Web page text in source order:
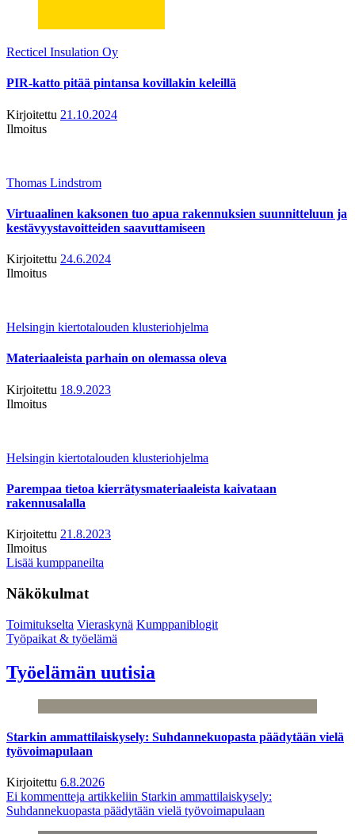
Recticel Insulation Oy
PIR-katto pitää pintansa kovillakin keleillä
Kirjoitettu 21.10.2024
Ilmoitus
Thomas Lindstrom
Virtuaalinen kaksonen tuo apua rakennuksien suunnitteluun ja
kestävyystavoitteiden saavuttamiseen
Kirjoitettu 24.6.2024
Ilmoitus
Helsingin kiertotalouden klusteriohjelma
Materiaaleista parhain on olemassa oleva
Kirjoitettu 18.9.2023
Ilmoitus
Helsingin kiertotalouden klusteriohjelma
Parempaa tietoa kierrätysmateriaaleista kaivataan
rakennusalalla
Kirjoitettu 21.8.2023
Ilmoitus
Lisää kumppaneilta
Näkökulmat
Toimitukselta Vieraskynä Kumppaniblogit
Työpaikat & työelämä
Työelämän uutisia
Starkin ammattilaiskysely: Suhdannekuopasta päädytään vielä
työvoimapulaan
Kirjoitettu 6.8.2026
Ei kommentteja artikkeliin Starkin ammattilaiskysely:
Suhdannekuopasta päädytään vielä työvoimapulaan